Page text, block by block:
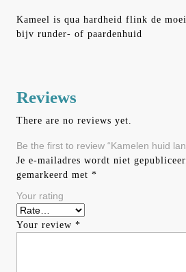
Kameel is qua hardheid flink de
bijv runder- of paardenhuid
Reviews
There are no reviews yet.
Be the first to review “Kamelen huid
Je e-mailadres wordt niet
gemarkeerd met *
Your rating
Your review *